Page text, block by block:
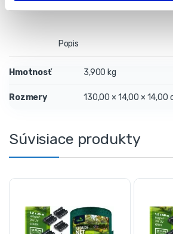
Popis
Hmotnosť 3,900 kg
Rozmery 130,00 × 14,00 × 14,00
Súvisiace produkty